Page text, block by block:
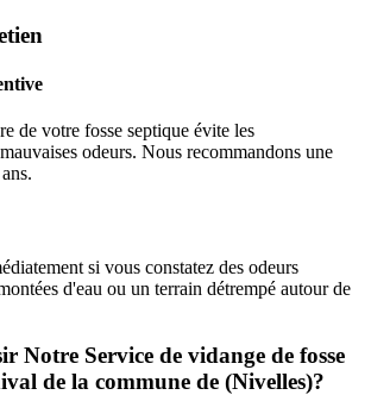
de votre fosse septique évite les
odeurs. Nous recommandons une
si vous constatez des odeurs
d'eau ou un terrain détrempé autour de
Notre Service de vidange de fosse
de la commune de (Nivelles)?